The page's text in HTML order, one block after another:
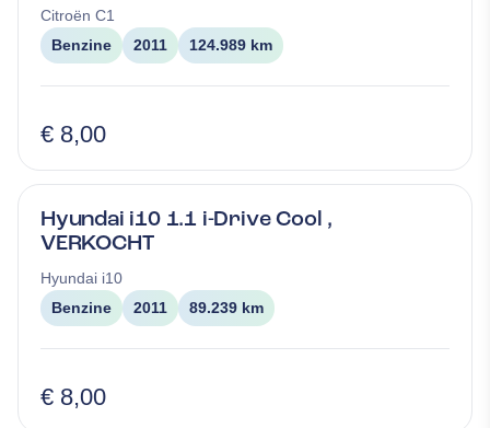
Citroën C1
Benzine
2011 124.989 km
€ 8,00
Hyundai i10 1.1 i-Drive Cool ,
VERKOCHT
Hyundai i10
Benzine
2011 89.239 km
€ 8,00